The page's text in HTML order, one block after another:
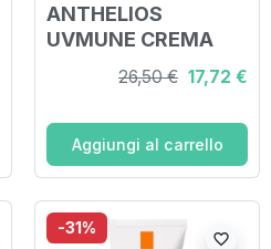
ANTHELIOS
UVMUNE CREMA
IDRATANTE SPF50+
SENZA PROFUMO
26,50 € 17,72 €
Aggiungi al carrello
-31%
favorite_border